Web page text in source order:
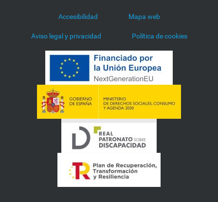
Accesibilidad Mapa web
Aviso legal y privacidad Política de cookies